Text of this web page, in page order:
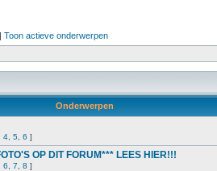
| Toon actieve onderwerpen
Onderwerpen
4 5 6 ]
OP DIT FORUM*** LEES HIER!!!
6 7 8 ]